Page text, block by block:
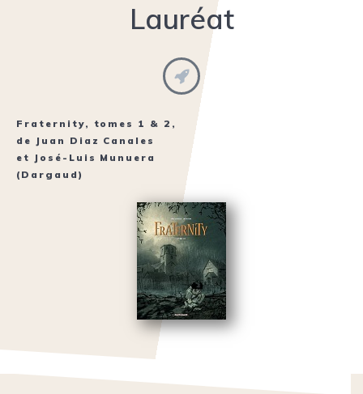
Lauréat
Fraternity, tomes 1 & 2,
de Juan Diaz Canales
et José-Luis Munuera
(Dargaud)